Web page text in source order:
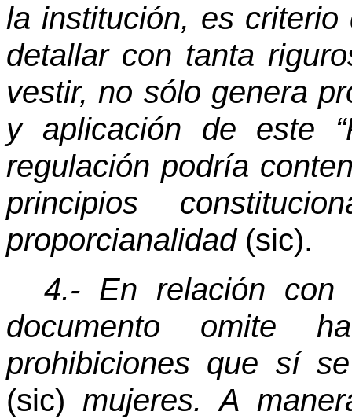
la institución, es
detallar con tanta
vestir, no sólo genera
y aplicación de este
regulación podría
principios
proporcianalidad (sic).
4.- En relación con
documento omite
prohibiciones que sí
(sic) mujeres. A